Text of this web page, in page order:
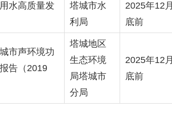
水高质量发
塔城市水
利局
2025年12月
底前
市声环境功
告（2019
塔城地区
生态环境
局塔城市
分局
2025年12月
底前